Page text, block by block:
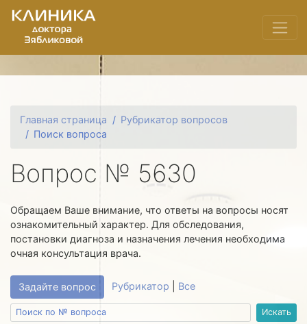
Главная страница
Рубрикатор вопросов
Поиск вопроса
Вопрос № 5630
Обращаем Ваше внимание, что ответы на вопросы носят
ознакомительный характер. Для обследования,
постановки диагноза и назначения лечения необходима
очная консультация врача.
Задайте вопрос Рубрикатор Все